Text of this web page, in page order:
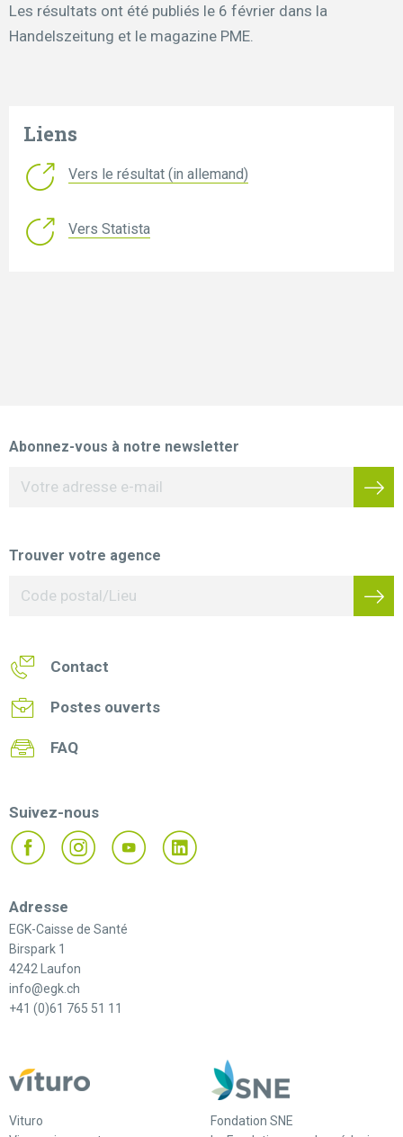
Les résultats ont été publiés le 6 février dans la
Handelszeitung et le magazine PME.
Liens
Vers le résultat (in allemand)
Vers Statista
Abonnez-vous à notre newsletter
Trouver votre agence
Contact
Postes ouverts
FAQ
Suivez-nous
Adresse
EGK-Caisse de Santé
Birspark 1
4242 Laufon
info@egk.ch
+41 (0)61 765 51 11
Vituro
Fondation SNE